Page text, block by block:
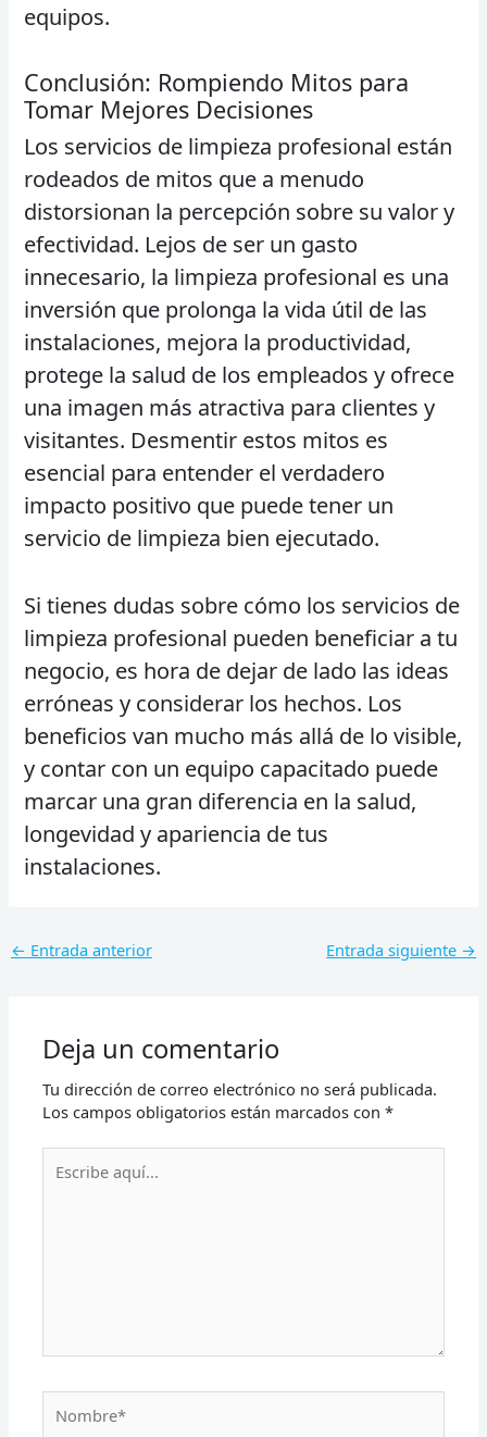
equipos.
Conclusión: Rompiendo Mitos para
Tomar Mejores Decisiones
Los servicios de limpieza profesional están
rodeados de mitos que a menudo
distorsionan la percepción sobre su valor y
efectividad. Lejos de ser un gasto
innecesario, la limpieza profesional es una
inversión que prolonga la vida útil de las
instalaciones, mejora la productividad,
protege la salud de los empleados y ofrece
una imagen más atractiva para clientes y
visitantes. Desmentir estos mitos es
esencial para entender el verdadero
impacto positivo que puede tener un
servicio de limpieza bien ejecutado.
Si tienes dudas sobre cómo los servicios de
limpieza profesional pueden beneficiar a tu
negocio, es hora de dejar de lado las ideas
erróneas y considerar los hechos. Los
beneficios van mucho más allá de lo visible,
y contar con un equipo capacitado puede
marcar una gran diferencia en la salud,
longevidad y apariencia de tus
instalaciones.
← Entrada anterior Entrada siguiente →
Deja un comentario
Tu dirección de correo electrónico no será publicada.
Los campos obligatorios están marcados con*
aquí...